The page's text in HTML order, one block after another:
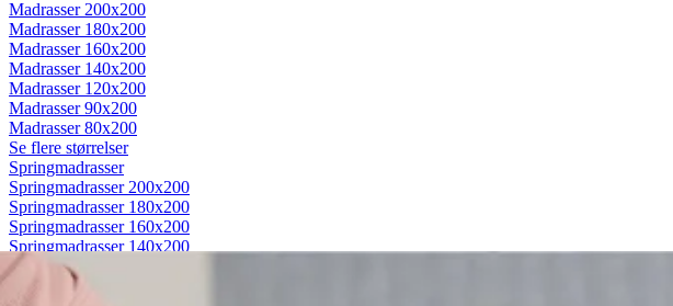
Madrasser 200x200
Madrasser 180x200
Madrasser 160x200
Madrasser 140x200
Madrasser 120x200
Madrasser 90x200
Madrasser 80x200
Se flere størrelser
Springmadrasser
Springmadrasser 200x200
Springmadrasser 180x200
Springmadrasser 160x200
Springmadrasser 140x200
Springmadrasser 120x200
Springmadrasser 90x200